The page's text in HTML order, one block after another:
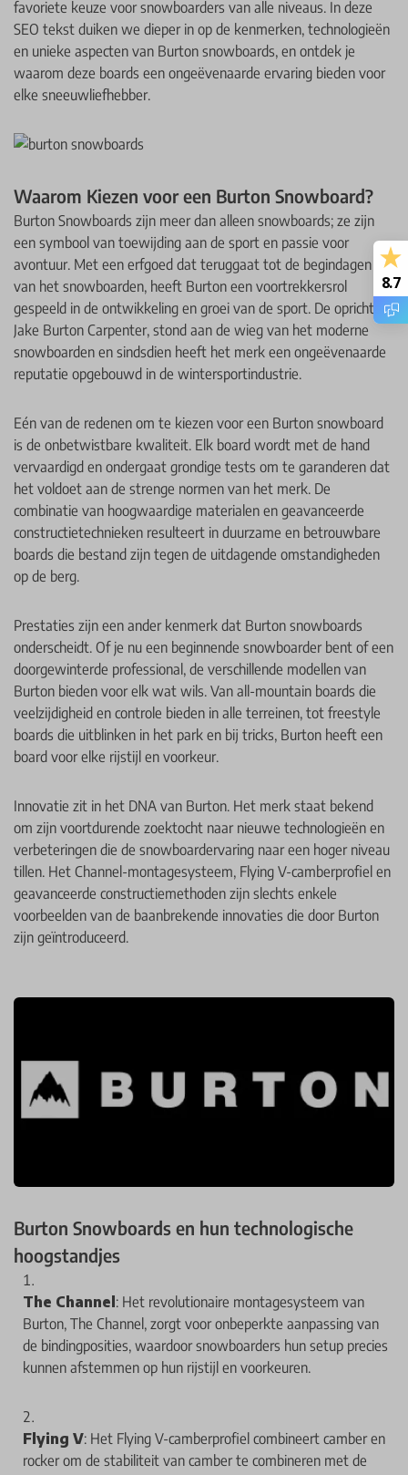
favoriete keuze voor snowboarders van alle niveaus. In deze
SEO tekst duiken we dieper in op de kenmerken, technologieën
en unieke aspecten van Burton snowboards, en ontdek je
waarom deze boards een ongeëvenaarde ervaring bieden voor
elke sneeuwliefhebber.
Waarom Kiezen voor een Burton Snowboard?
Burton Snowboards zijn meer dan alleen snowboards; ze zijn
een symbool van toewijding aan de sport en passie voor
avontuur. Met een erfgoed dat teruggaat tot de begindagen
van het snowboarden, heeft Burton een voortrekkersrol
gespeeld in de ontwikkeling en groei van de sport. De oprichter,
Jake Burton Carpenter, stond aan de wieg van het moderne
snowboarden en sindsdien heeft het merk een ongeëvenaarde
reputatie opgebouwd in de wintersportindustrie.
Eén van de redenen om te kiezen voor een Burton snowboard
is de onbetwistbare kwaliteit. Elk board wordt met de hand
vervaardigd en ondergaat grondige tests om te garanderen dat
het voldoet aan de strenge normen van het merk. De
combinatie van hoogwaardige materialen en geavanceerde
constructietechnieken resulteert in duurzame en betrouwbare
boards die bestand zijn tegen de uitdagende omstandigheden
op de berg.
Prestaties zijn een ander kenmerk dat Burton snowboards
onderscheidt. Of je nu een beginnende snowboarder bent of een
doorgewinterde professional, de verschillende modellen van
Burton bieden voor elk wat wils. Van all-mountain boards die
veelzijdigheid en controle bieden in alle terreinen, tot freestyle
boards die uitblinken in het park en bij tricks, Burton heeft een
board voor elke rijstijl en voorkeur.
Innovatie zit in het DNA van Burton. Het merk staat bekend
om zijn voortdurende zoektocht naar nieuwe technologieën en
verbeteringen die de snowboardervaring naar een hoger niveau
tillen. Het Channel-montagesysteem, Flying V-camberprofiel en
geavanceerde constructiemethoden zijn slechts enkele
voorbeelden van de baanbrekende innovaties die door Burton
zijn geïntroduceerd.
Burton Snowboards en hun technologische
hoogstandjes
The Channel: Het revolutionaire montagesysteem van
Burton, The Channel, zorgt voor onbeperkte aanpassing van
de bindingposities, waardoor snowboarders hun setup precies
kunnen afstemmen op hun rijstijl en voorkeuren.
Flying V: Het Flying V-camberprofiel combineert camber en
rocker om de stabiliteit van camber te combineren met de
8.7